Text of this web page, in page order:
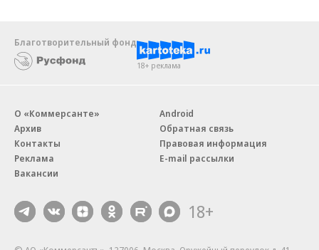
Благотворительный фонд
18+ реклама
О «Коммерсанте»
Архив
Контакты
Реклама
Вакансии
Android
Обратная связь
Правовая информация
E-mail рассылки
18+